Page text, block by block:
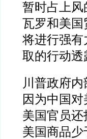
暂时占上
瓦罗和美
将进行强
取的行动透
川普政府
因为中国
美国官员
美国商品